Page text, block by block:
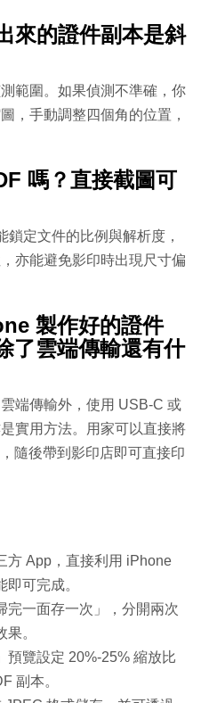
來的證件副本是斜
範圍。如果偵測不準確，你
，手動調整四個角的位置，
嗎？直接截圖可
定文件的比例與解析度，
亦能避免影印時出現尺寸偏
製作好的證件
了雲端傳輸還有什
端傳輸外，使用 USB-C 或
實用方法。用家可以直接將
隨後帶到影印店即可直接印
方 App，直接利用 iPhone
可完成。
完一面存一次」，分開兩次
。
預覽設定 20%-25% 縮放比
副本。